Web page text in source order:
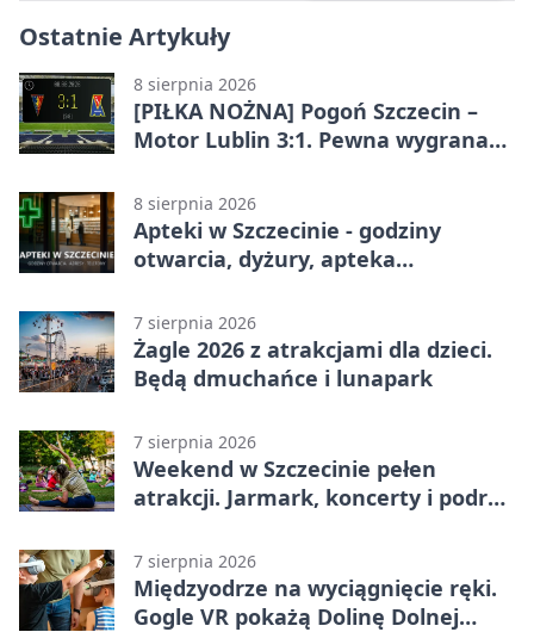
Ostatnie Artykuły
8 sierpnia 2026
[PIŁKA NOŻNA] Pogoń Szczecin –
Motor Lublin 3:1. Pewna wygrana
8 sierpnia 2026
Apteki w Szczecinie - godziny
otwarcia, dyżury, apteka
7 sierpnia 2026
Żagle 2026 z atrakcjami dla dzieci.
Będą dmuchańce i lunapark
7 sierpnia 2026
Weekend w Szczecinie pełen
atrakcji. Jarmark, koncerty i podróż
7 sierpnia 2026
Międzyodrze na wyciągnięcie ręki.
Gogle VR pokażą Dolinę Dolnej